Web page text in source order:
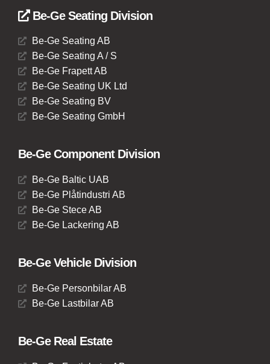
Be-Ge Seating Division
Be-Ge Seating AB
Be-Ge Seating A / S
Be-Ge Frapett AB
Be-Ge Seating UK Ltd
Be-Ge Seating BV
Be-Ge Seating GmbH
Be-Ge Component Division
Be-Ge Baltic UAB
Be-Ge Plåtindustri AB
Be-Ge Stece AB
Be-Ge Lackering AB
Be-Ge Vehicle Division
Be-Ge Personbilar AB
Be-Ge Lastbilar AB
Be-Ge Real Estate